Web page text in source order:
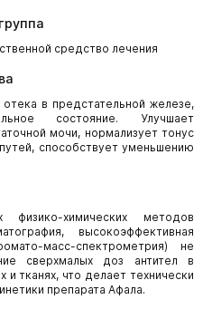
средство лечения
в предстательной железе,
состояние. Улучшает
мочи, нормализует тонус
способствует уменьшению
физико-химических методов
высокоэффективная
масс-спектрометрия) не
сверхмалых доз антител в
и тканях, что делает технически
препарата Афала.